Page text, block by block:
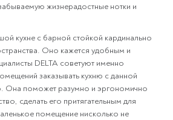
жизнерадостные нотки и
кухне с барной стойкой кардинально
Оно кажется удобным и
DELTA советуют именно
заказывать кухню с данной
Она поможет разумно и эргономично
сделать его притягательным для
помещение нисколько не